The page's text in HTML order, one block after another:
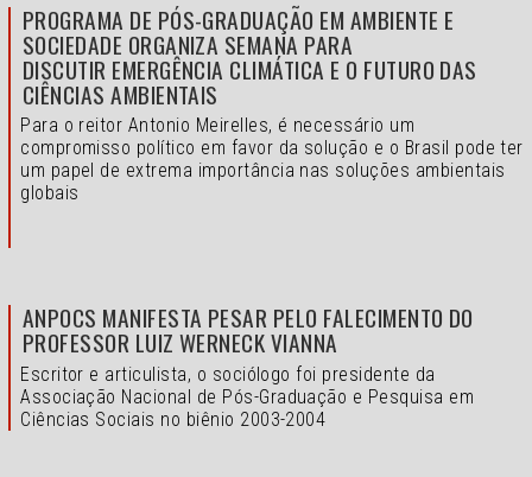
PROGRAMA DE PÓS-GRADUAÇÃO EM AMBIENTE E
SOCIEDADE ORGANIZA SEMANA PARA
DISCUTIR EMERGÊNCIA CLIMÁTICA E O FUTURO DAS
CIÊNCIAS AMBIENTAIS
Para o reitor Antonio Meirelles, é necessário um
compromisso político em favor da solução e o Brasil pode ter
um papel de extrema importância nas soluções ambientais
globais
ANPOCS MANIFESTA PESAR PELO FALECIMENTO DO
PROFESSOR LUIZ WERNECK VIANNA
Escritor e articulista, o sociólogo foi presidente da
Associação Nacional de Pós-Graduação e Pesquisa em
Ciências Sociais no biênio 2003-2004